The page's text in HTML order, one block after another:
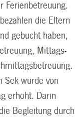
Ferienbetreuung.
die Eltern
gebucht haben,
Mittags-
Sek wurde von
erhöht. Darin
Begleitung durch